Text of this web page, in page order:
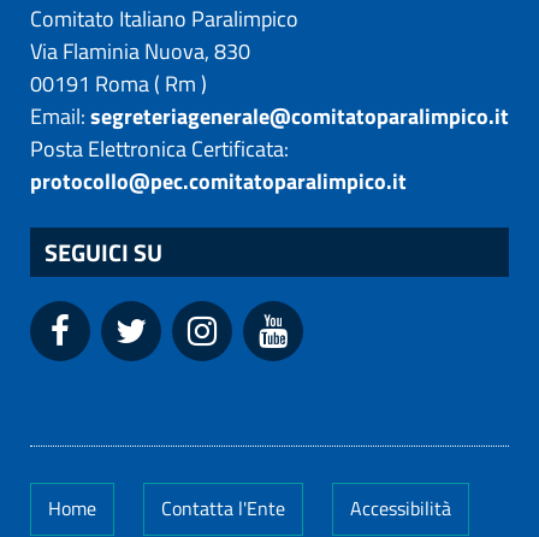
Comitato Italiano Paralimpico
Via Flaminia Nuova, 830
00191 Roma( Rm)
Email:segreteriagenerale@comitatoparalimpico.it
Posta Elettronica Certificata:
protocollo@pec.comitatoparalimpico.it
SEGUICI SU
Home Contatta l'Ente Accessibilità